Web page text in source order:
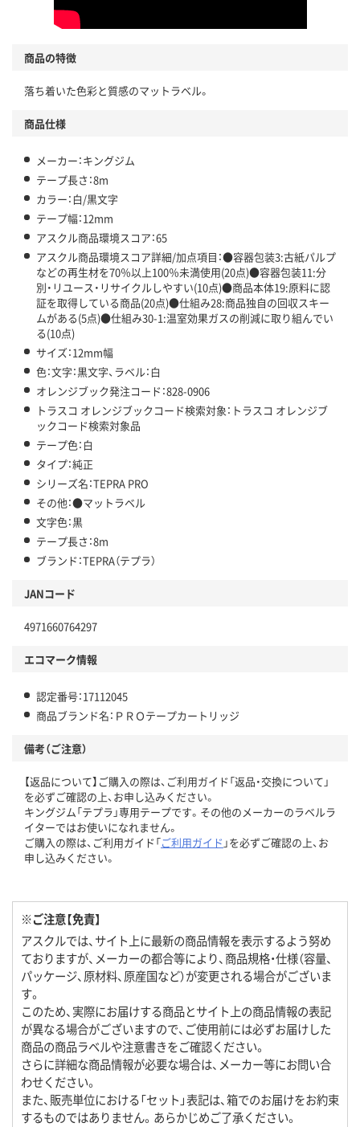
商品の特徴
落ち着いた色彩と質感のマットラベル。
商品仕様
メーカー：キングジム
テープ長さ：8m
カラー：白/黒文字
テープ幅：12mm
アスクル商品環境スコア：65
アスクル商品環境スコア詳細/加点項目：●容器包装3:古紙パルプ
などの再生材を70％以上100％未満使用(20点)●容器包装11:分
別・リユース・リサイクルしやすい(10点)●商品本体19:原料に認
証を取得している商品(20点)●仕組み28:商品独自の回収スキー
ムがある(5点)●仕組み30-1:温室効果ガスの削減に取り組んでい
る(10点)
サイズ：12mm幅
色：文字：黒文字、ラベル：白
オレンジブック発注コード：828-0906
トラスコ オレンジブックコード検索対象：トラスコ オレンジブ
ックコード検索対象品
テープ色：白
タイプ：純正
シリーズ名：TEPRA PRO
その他：●マットラベル
文字色：黒
テープ長さ：8m
ブランド：TEPRA（テプラ）
JANコード
4971660764297
エコマーク情報
認定番号：17112045
商品ブランド名：ＰＲＯテープカートリッジ
備考（ご注意）
【返品について】ご購入の際は、ご利用ガイド「返品・交換について」
を必ずご確認の上、お申し込みください。
キングジム「テプラ」専用テープです。その他のメーカーのラベルラ
イターではお使いになれません。
ご購入の際は、ご利用ガイド「ご利用ガイド 」を必ずご確認の上、お
申し込みください。
※ご注意【免責】
アスクルでは、サイト上に最新の商品情報を表示するよう努め
ておりますが、メーカーの都合等により、商品規格・仕様（容量、
パッケージ、原材料、原産国など）が変更される場合がございま
す。
このため、実際にお届けする商品とサイト上の商品情報の表記
が異なる場合がございますので、ご使用前には必ずお届けした
商品の商品ラベルや注意書きをご確認ください。
さらに詳細な商品情報が必要な場合は、メーカー等にお問い合
わせください。
また、販売単位における「セット」表記は、箱でのお届けをお約束
するものではありません。あらかじめご了承ください。